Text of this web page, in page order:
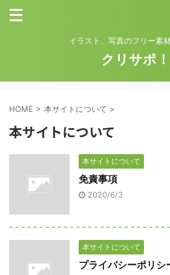
イラスト、写真のフリー素
クリサポ！
HOME > 本サイトについて >
本サイトについて
本サイトについて
免責事項
2020/6/3
本サイトについて
プライバシーポリシ